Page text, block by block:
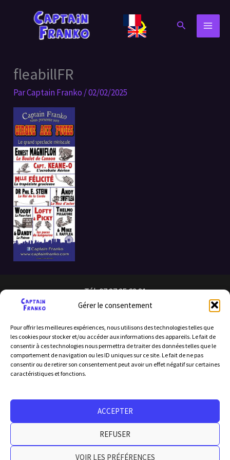
Gérer le consentement
Pour offrir les meilleures expériences, nous utilisons des technologies telles que
les cookies pour stocker et/ou accéder aux informations des appareils. Le fait de
consentir à ces technologies nous permettra de traiter des données telles que le
comportement de navigation ou les ID uniques sur ce site. Le fait de ne pas
consentir ou de retirer son consentement peut avoir un effet négatif sur certaines
caractéristiques et fonctions.
ACCEPTER
REFUSER
VOIR LES PRÉFÉRENCES
Rechercher
fleabillFR
ParCaptain Franko /02/02/2025
Tél: 07 87 25 62 81
Licence d’entrepreneur de spectacle : PLATESV-D-2024-
007217
No. de SIRET: 887 605 954 00015
Copyright © 1989 - 2026 par Captain Franko